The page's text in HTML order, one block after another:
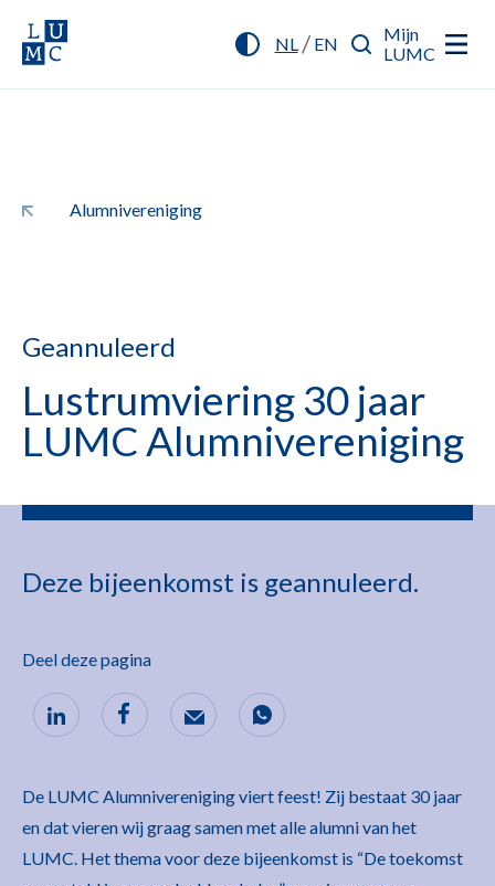
NL/ EN
Mijn
LUMC
Alumnivereniging
Geannuleerd
Lustrumviering 30 jaar
LUMC Alumnivereniging
Deze bijeenkomst is geannuleerd.
Deel deze pagina
De LUMC Alumnivereniging viert feest! Zij bestaat 30 jaar
en dat vieren wij graag samen met alle alumni van het
LUMC. Het thema voor deze bijeenkomst is “De toekomst